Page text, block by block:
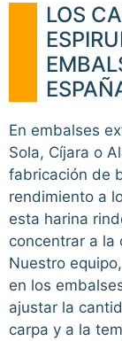
LOS
En embalses
Sola, Cíjara o
fabricación de
rendimiento a
esta harina
concentrar a la
Nuestro
en los
ajustar la
carpa y a la